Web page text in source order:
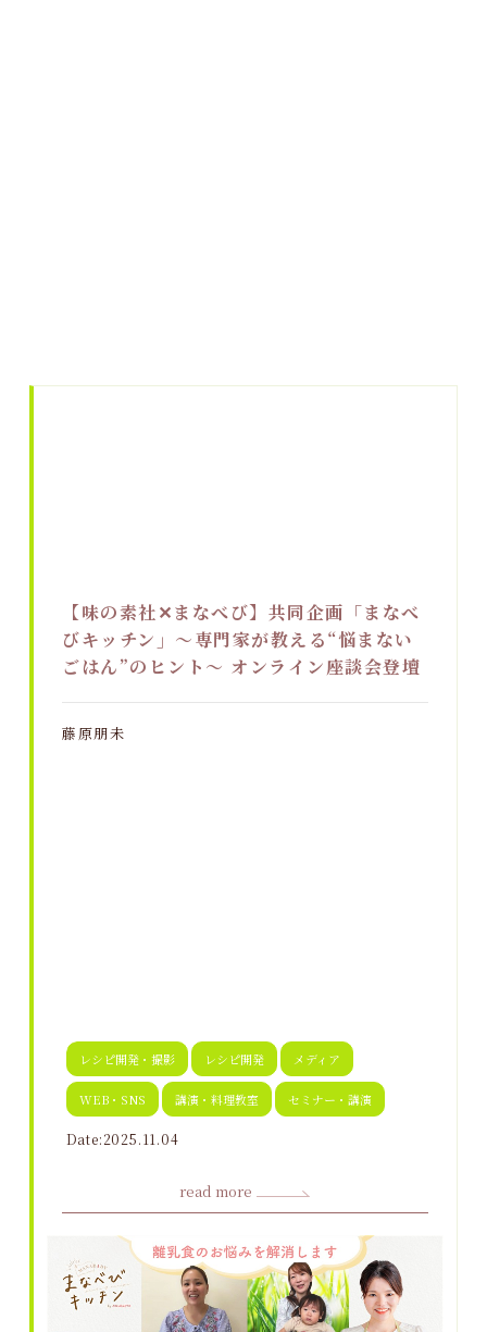
【味の素社✕まなべび】共同企画「まなべ
びキッチン」～専門家が教える“悩まない
ごはん”のヒント～ オンライン座談会登壇
藤原朋未
レシピ開発・撮影 レシピ開発 メディア
WEB・SNS 講演・料理教室 セミナー・講演
Date:2025.11.04
read more